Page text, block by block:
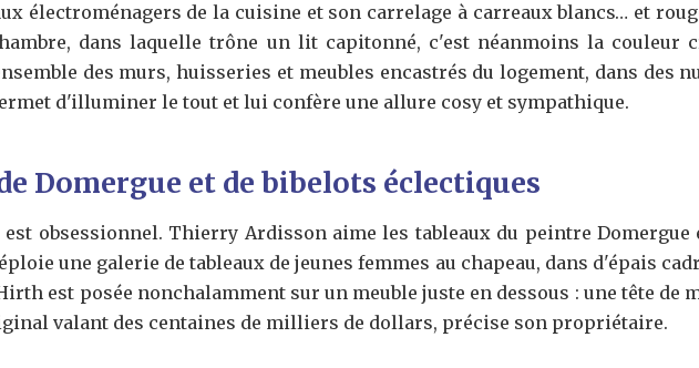
électroménagers de la cuisine et son carrelage à carreaux blancs… et
dans laquelle trône un lit capitonné, c'est néanmoins la couleur
des murs, huisseries et meubles encastrés du logement, dans des
d'illuminer le tout et lui confère une allure cosy et sympathique.
Domergue et de bibelots éclectiques
obsessionnel. Thierry Ardisson aime les tableaux du peintre Domergue
une galerie de tableaux de jeunes femmes au chapeau, dans d'épais
est posée nonchalamment sur un meuble juste en dessous : une tête de
valant des centaines de milliers de dollars, précise son propriétaire.